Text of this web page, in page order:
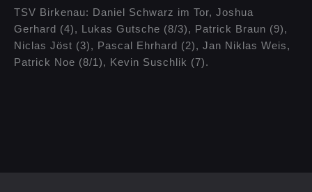
TSV Birkenau: Daniel Schwarz im Tor, Joshua
Gerhard (4), Lukas Gutsche (8/3), Patrick Braun (9),
Niclas Jöst (3), Pascal Ehrhard (2), Jan Niklas Weis,
Patrick Noe (8/1), Kevin Suschlik (7).